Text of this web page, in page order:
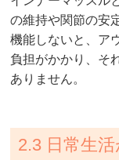
の維持や関節の安
機能しないと、ア
負担がかかり、そ
ありません。
2.3 日常生